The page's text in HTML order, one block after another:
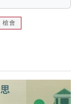
槍會